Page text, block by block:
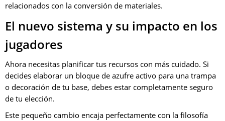
relacionados con la conversión de materiales.
El nuevo sistema y su impacto en los
jugadores
Ahora necesitas planificar tus recursos con más cuidado. Si
decides elaborar un bloque de azufre activo para una trampa
o decoración de tu base, debes estar completamente seguro
de tu elección.
Este pequeño cambio encaja perfectamente con la filosofía